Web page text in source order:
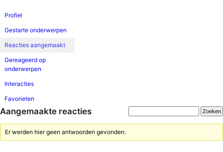
Profiel
Gestarte onderwerpen
Reacties aangemaakt
Gereageerd op
onderwerpen
Interacties
Favorieten
Aangemaakte reacties
Er werden hier geen antwoorden gevonden.